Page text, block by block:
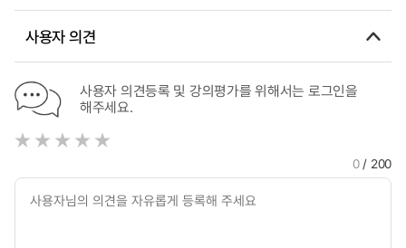
business creation’s effectiveness
and False Entrepreneurial Intention : Focusing on the
사용자 의견
사용자 의견등록 및 강의평가를 위해서는 로그인을
해주세요.
0/ 200